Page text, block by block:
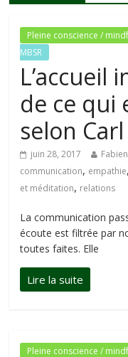
Pleine conscience /
MBSR
L’accueil
de ce qui
selon
juin 28, 2017
communication, empathie,
et méditation, relations
La communication
écoute est filtrée par
toutes faites. Elle
Pleine conscience /